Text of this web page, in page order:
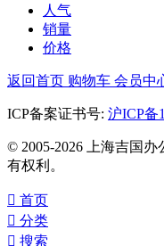
人气
销量
价格
返回首页 购物车 会员中
ICP备案证书号: 沪ICP备
© 2005-2026 上海吉国
有权利。
 首页
 分类
 搜索